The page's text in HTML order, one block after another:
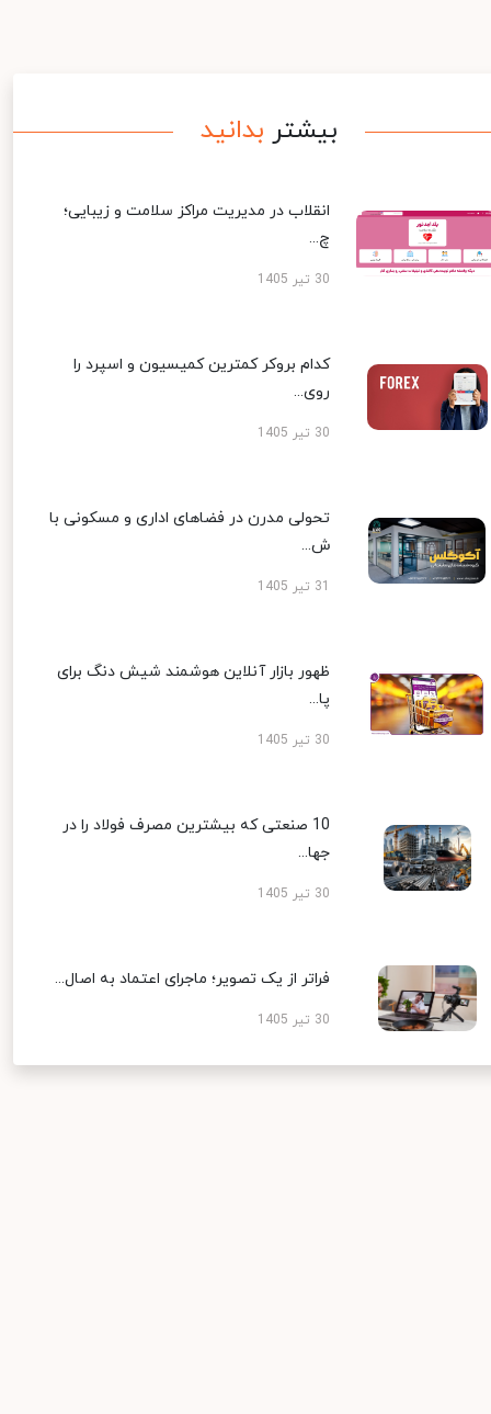
بیشتر بدانید
انقلاب در مدیریت مراکز سلامت و زیبایی؛
چ...
30 تیر 1405
کدام بروکر کمترین کمیسیون و اسپرد را
روی...
30 تیر 1405
تحولی مدرن در فضاهای اداری و مسکونی با
ش...
ظهور بازار آنلاین هوشمند شیش دنگ برای
پا...
30 تیر 1405
10 صنعتی که بیشترین مصرف فولاد را در
جها...
30 تیر 1405
فراتر از یک تصویر؛ ماجرای اعتماد به اصال...
30 تیر 1405